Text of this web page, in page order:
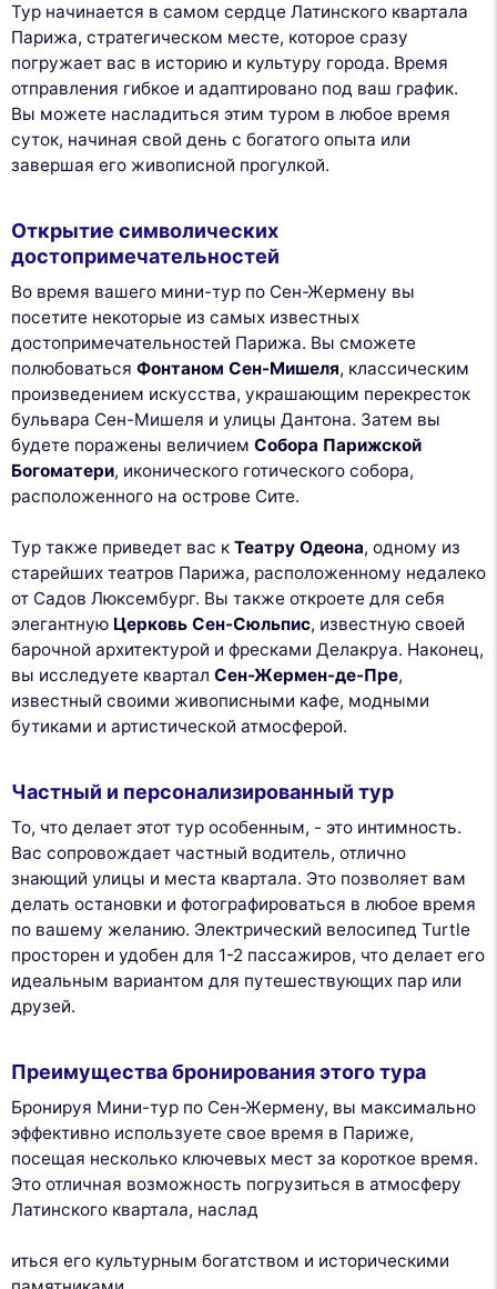
Тур начинается в самом сердце Латинского квартала
Парижа, стратегическом месте, которое сразу
погружает вас в историю и культуру города. Время
отправления гибкое и адаптировано под ваш график.
Вы можете насладиться этим туром в любое время
суток, начиная свой день с богатого опыта или
завершая его живописной прогулкой.
Открытие символических
достопримечательностей
Во время вашего мини-тур по Сен-Жермену вы
посетите некоторые из самых известных
достопримечательностей Парижа. Вы сможете
полюбоваться Фонтаном Сен-Мишеля, классическим
произведением искусства, украшающим перекресток
бульвара Сен-Мишеля и улицы Дантона. Затем вы
будете поражены величием Собора Парижской
Богоматери, иконического готического собора,
расположенного на острове Сите.
Тур также приведет вас к Театру Одеона, одному из
старейших театров Парижа, расположенному недалеко
от Садов Люксембург. Вы также откроете для себя
элегантную Церковь Сен-Сюльпис, известную своей
барочной архитектурой и фресками Делакруа. Наконец,
вы исследуете квартал Сен-Жермен-де-Пре,
известный своими живописными кафе, модными
бутиками и артистической атмосферой.
Частный и персонализированный тур
То, что делает этот тур особенным, - это интимность.
Вас сопровождает частный водитель, отлично
знающий улицы и места квартала. Это позволяет вам
делать остановки и фотографироваться в любое время
по вашему желанию. Электрический велосипед Turtle
просторен и удобен для 1-2 пассажиров, что делает его
идеальным вариантом для путешествующих пар или
друзей.
Преимущества бронирования этого тура
Бронируя Мини-тур по Сен-Жермену, вы максимально
эффективно используете свое время в Париже,
посещая несколько ключевых мест за короткое время.
Это отличная возможность погрузиться в атмосферу
Латинского квартала, наслад
иться его культурным богатством и историческими